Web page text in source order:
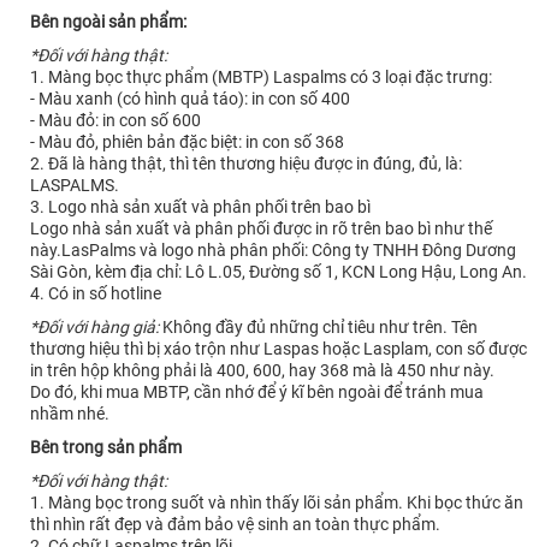
Bên ngoài sản phẩm:
*Đối với hàng thật:
1. Màng bọc thực phẩm (MBTP) Laspalms có 3 loại đặc trưng:
- Màu xanh (có hình quả táo): in con số 400
- Màu đỏ: in con số 600
- Màu đỏ, phiên bản đặc biệt: in con số 368
2. Đã là hàng thật, thì tên thương hiệu được in đúng, đủ, là:
LASPALMS.
3. Logo nhà sản xuất và phân phối trên bao bì
Logo nhà sản xuất và phân phối được in rõ trên bao bì như thế
này.LasPalms và logo nhà phân phối: Công ty TNHH Đông Dương
Sài Gòn, kèm địa chỉ: Lô L.05, Đường số 1, KCN Long Hậu, Long An.
4. Có in số hotline
*Đối với hàng giả:Không đầy đủ những chỉ tiêu như trên. Tên
thương hiệu thì bị xáo trộn như Laspas hoặc Lasplam, con số được
in trên hộp không phải là 400, 600, hay 368 mà là 450 như này.
Do đó, khi mua MBTP, cần nhớ để ý kĩ bên ngoài để tránh mua
nhầm nhé.
Bên trong sản phẩm
*Đối với hàng thật:
1. Màng bọc trong suốt và nhìn thấy lõi sản phẩm. Khi bọc thức ăn
thì nhìn rất đẹp và đảm bảo vệ sinh an toàn thực phẩm.